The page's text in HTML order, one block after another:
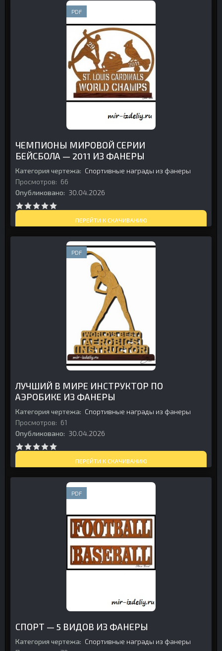
PDF
ЧЕМПИОНЫ МИРОВОЙ СЕРИИ
БЕЙСБОЛА — 2011 ИЗ ФАНЕРЫ
Категория чертежа: Спортивные награды из фанеры
Просмотров: 66
Опубликовано: 30.04.2026
ПЕРЕЙТИ К СКАЧИВАНИЮ
PDF
ЛУЧШИЙ В МИРЕ ИНСТРУКТОР ПО
АЭРОБИКЕ ИЗ ФАНЕРЫ
Категория чертежа: Спортивные награды из фанеры
Просмотров: 61
Опубликовано: 30.04.2026
ПЕРЕЙТИ К СКАЧИВАНИЮ
PDF
СПОРТ — 5 ВИДОВ ИЗ ФАНЕРЫ
Категория чертежа: Спортивные награды из фанеры